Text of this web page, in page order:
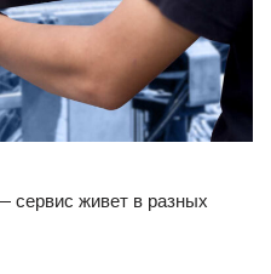
сервис живет в разных